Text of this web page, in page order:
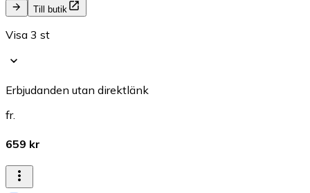
Till butik
Visa 3 st
Erbjudanden utan direktlänk
fr.
659 kr